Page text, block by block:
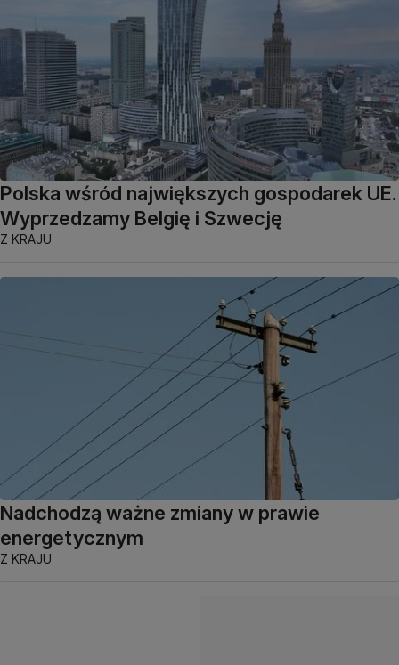
Polska wśród największych gospodarek UE.
Wyprzedzamy Belgię i Szwecję
Z KRAJU
Nadchodzą ważne zmiany w prawie
energetycznym
Z KRAJU